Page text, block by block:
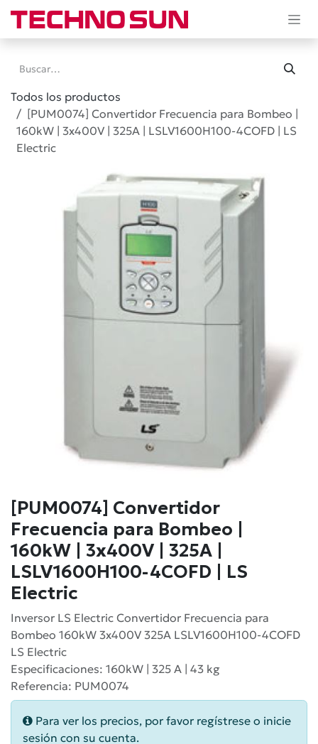
Ir al contenido
Todos los productos
[PUM0074] Convertidor Frecuencia para Bombeo |
160kW | 3x400V | 325A | LSLV1600H100-4COFD | LS
Electric
[PUM0074] Convertidor
Frecuencia para Bombeo |
160kW | 3x400V | 325A |
LSLV1600H100-4COFD | LS
Electric
Inversor LS Electric Convertidor Frecuencia para
Bombeo 160kW 3x400V 325A LSLV1600H100-4COFD
LS Electric
Especificaciones: 160kW | 325 A | 43 kg
Referencia: PUM0074
Para ver los precios, por favor regístrese o inicie
sesión con su cuenta.